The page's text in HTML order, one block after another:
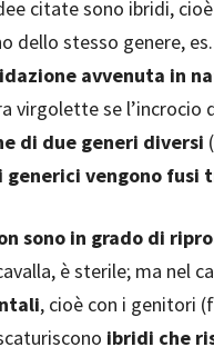
citate sono ibridi, cioè
dello stesso genere,
avvenuta in
virgolette se l’incrocio
di due generi diversi
generici vengono fusi
sono in grado di
è sterile; ma nel
, cioè con i genitori
ibridi che